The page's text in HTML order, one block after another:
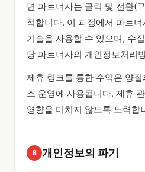
면 파트너사는 클릭 및 전환(
적합니다. 이 과정에서 파트
기술을 사용할 수 있으며, 수
당 파트너사의 개인정보처리
제휴 링크를 통한 수익은 양
스 운영에 사용됩니다. 제휴
영향을 미치지 않도록 노력합
8 개인정보의 파기